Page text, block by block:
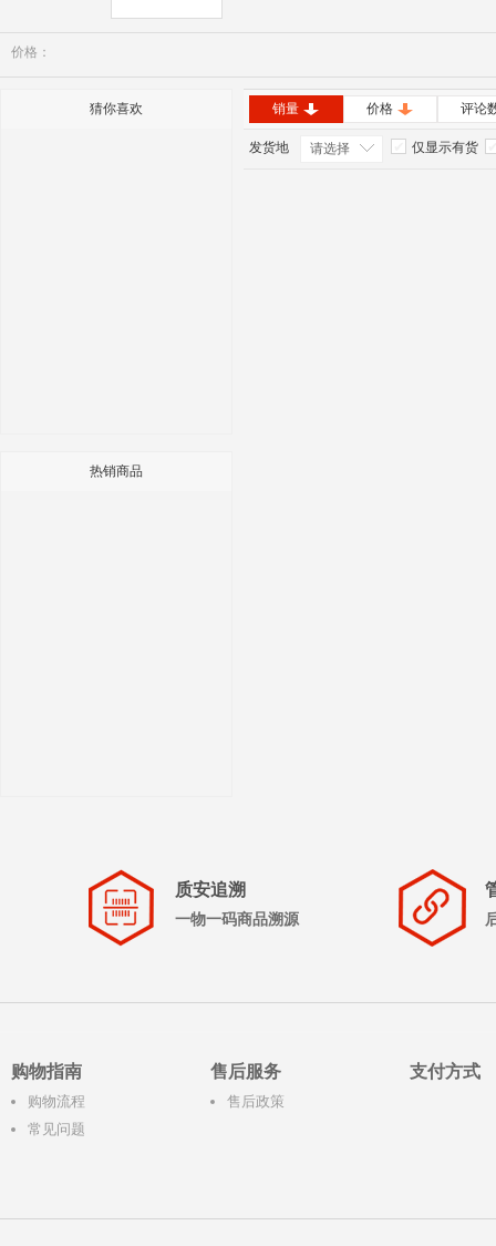
价格：
猜你喜欢
热销商品
销量 价格 评论
发货地 请选择 仅显示有货
质安追溯
一物一码商品溯源
购物指南
购物流程
常见问题
售后服务
售后政策
支付方式